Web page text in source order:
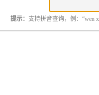
提示： 支持拼音查询，例：“wen